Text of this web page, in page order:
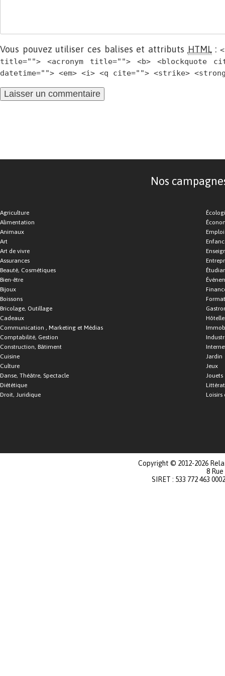
Vous pouvez utiliser ces balises et attributs HTML:
title=""> <acronym title=""> <b> <blockquote
datetime=""> <em> <i> <q cite=""> <strike>
Nos
Agriculture
Alimentation
Animaux
Art
Art de vivre
Assurances
Beauté, Cosmétiques
Bien-être
Bijoux
Boissons
Bricolage, Outillage
Cadeaux
Communication , Marketing et Médias
Comptabilité, Gestion
Construction, Bâtiment
Cuisine
Culture
Danse, Théâtre, Spectacle
Diététique
Droit, Juridique
Emploi
Jardin
Jeux
Jouets
Loisirs
Copyright © 2012-2026
8
SIRET : 533 772 463